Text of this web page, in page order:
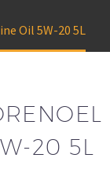
Oil 5W-20 5L
20 5L